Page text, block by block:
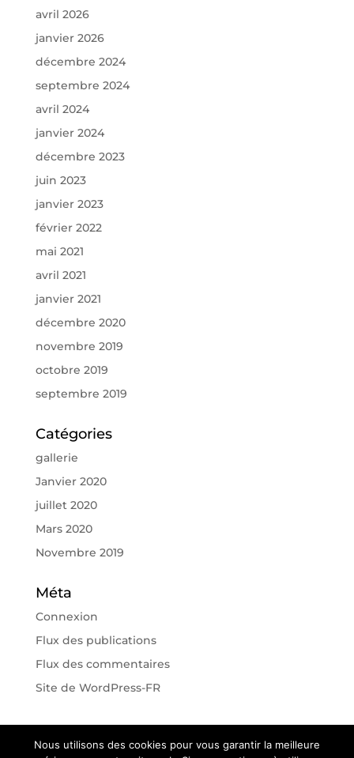
avril 2026
janvier 2026
décembre 2024
septembre 2024
avril 2024
janvier 2024
décembre 2023
juin 2023
janvier 2023
février 2022
mai 2021
avril 2021
janvier 2021
décembre 2020
novembre 2019
octobre 2019
septembre 2019
Catégories
gallerie
Janvier 2020
juillet 2020
Mars 2020
Novembre 2019
Méta
Connexion
Flux des publications
Flux des commentaires
Site de WordPress-FR
Nous utilisons des cookies pour vous garantir la meilleure